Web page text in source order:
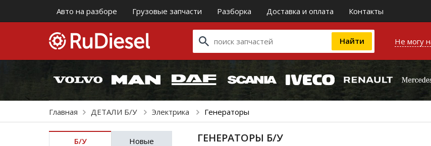
Авто на разборе Грузовые запчасти Разборка Доставка и оплата Контакты
Не могу
Главная ДЕТАЛИ Б/У Электрика Генераторы
Б/У
Новые
ГЕНЕРАТОРЫ Б/У